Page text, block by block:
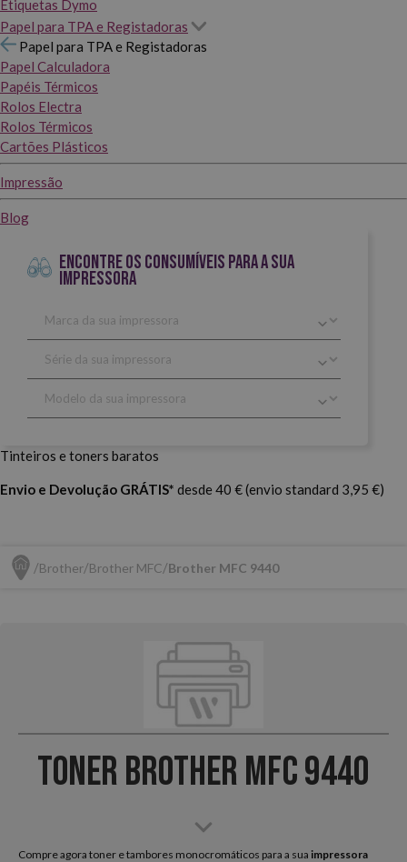
Etiquetas Dymo
Papel para TPA e Registadoras
Papel para TPA e Registadoras
Papel Calculadora
Papéis Térmicos
Rolos Electra
Rolos Térmicos
Cartões Plásticos
Impressão
Blog
ENCONTRE OS CONSUMÍVEIS PARA A SUA
IMPRESSORA
Tinteiros e toners baratos
Envio e Devolução GRÁTIS* desde 40 € (envio standard 3,95 €)
Brother Brother MFC Brother MFC 9440
Toner Brother MFC 9440
Compre agora toner e tambores monocromáticos para a sua impressora